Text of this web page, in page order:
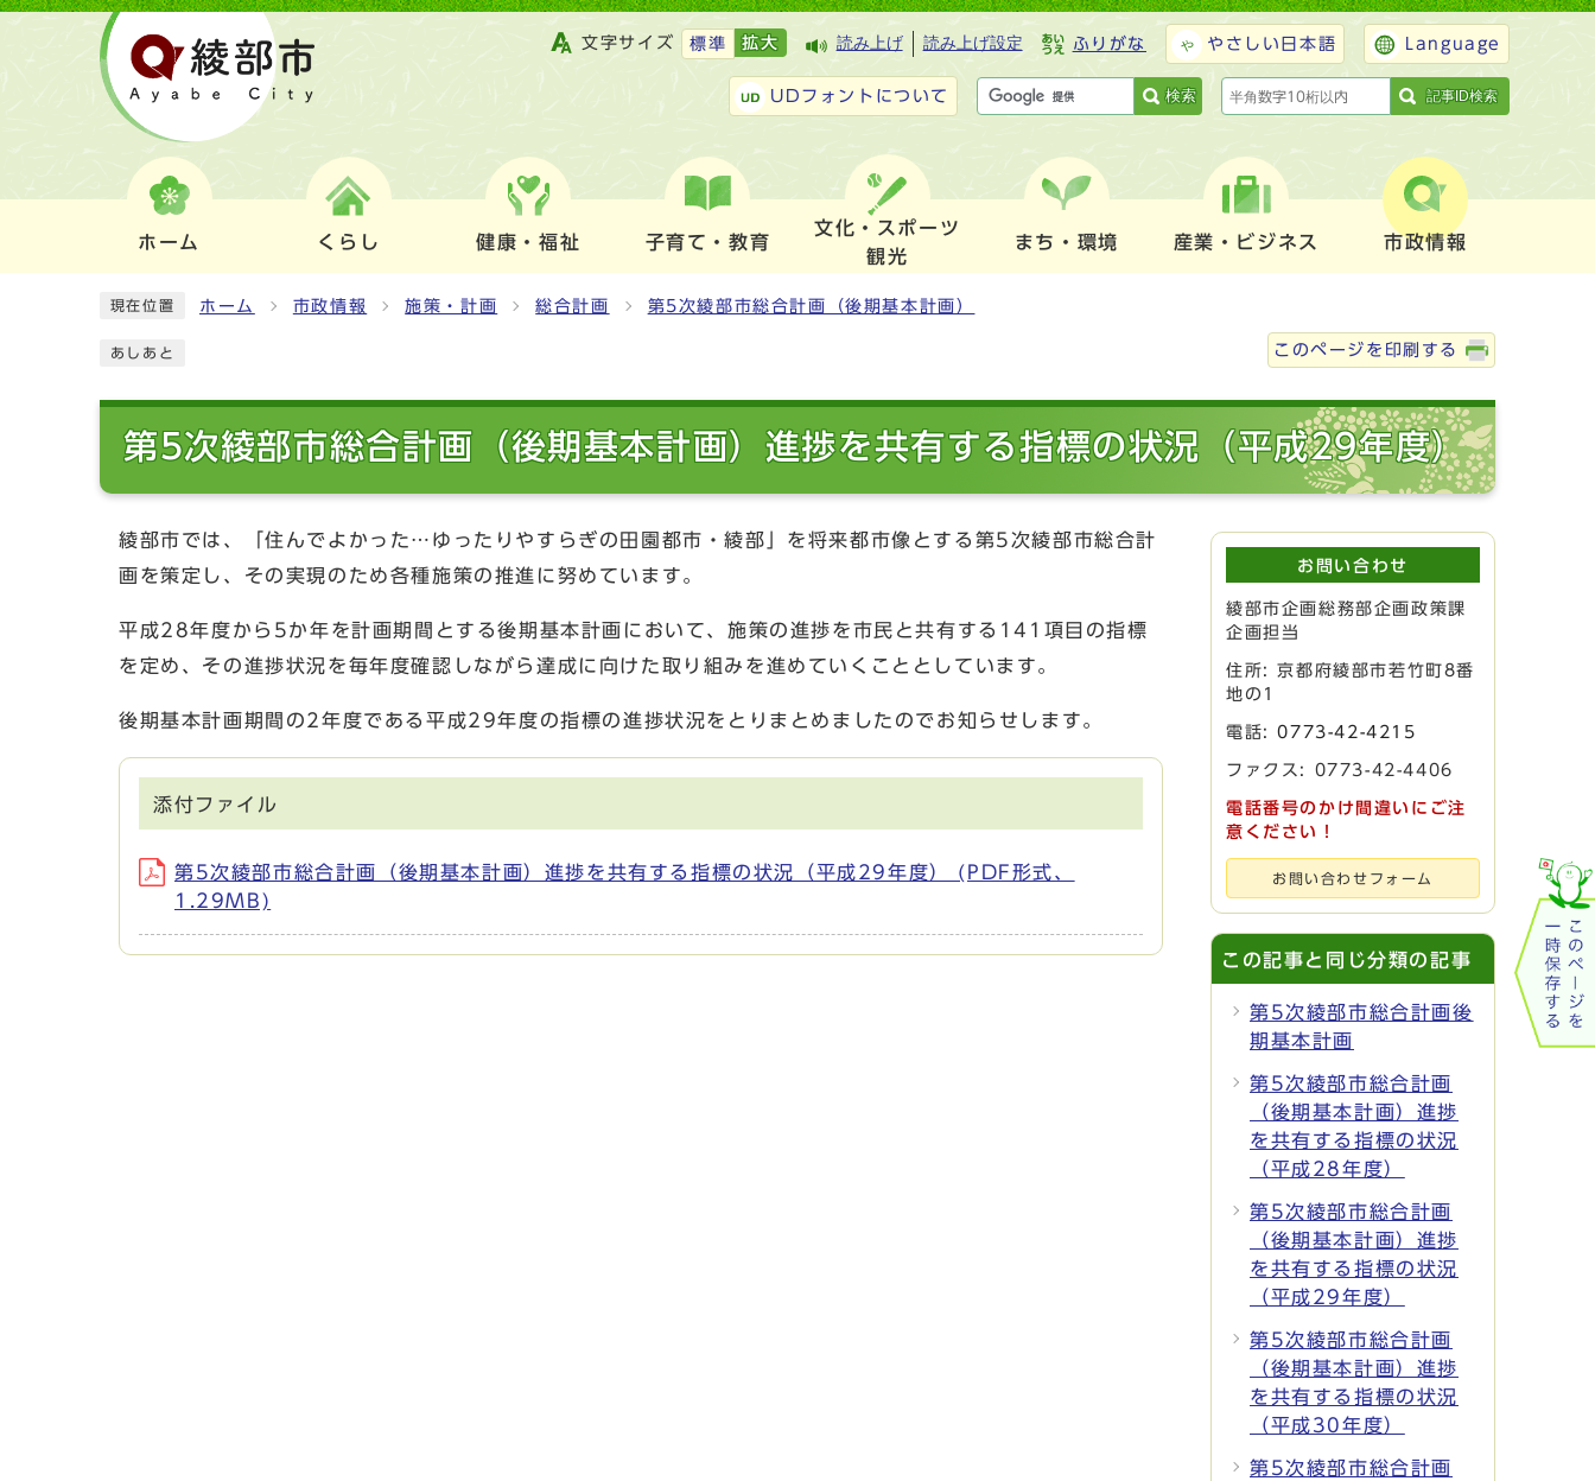
文字サイズ 標準 拡大 読み上げ 読み上げ設定 ふりがな やさしい日本語 Language
UDフォントについて 検索 記事ID検索
ホーム くらし 健康・福祉 子育て・教育
文化・スポーツ
観光
まち・環境 産業・ビジネス 市政情報
現在位置 ホーム 市政情報 施策・計画 総合計画 第5次綾部市総合計画（後期基本計画）
あしあと このページを印刷する
第5次綾部市総合計画（後期基本計画）進捗を共有する指標の状況（平成29年度）
綾部市では、「住んでよかった…ゆったりやすらぎの田園都市・綾部」を将来都市像とする第5次綾部市総合計
画を策定し、その実現のため各種施策の推進に努めています。
平成28年度から5か年を計画期間とする後期基本計画において、施策の進捗を市民と共有する141項目の指標
を定め、その進捗状況を毎年度確認しながら達成に向けた取り組みを進めていくこととしています。
後期基本計画期間の2年度である平成29年度の指標の進捗状況をとりまとめましたのでお知らせします。
添付ファイル
第5次綾部市総合計画（後期基本計画）進捗を共有する指標の状況（平成29年度） (PDF形式、
1.29MB)
お問い合わせ
綾部市企画総務部企画政策課
企画担当
住所: 京都府綾部市若竹町8番
地の1
電話:0773-42-4215
ファクス: 0773-42-4406
電話番号のかけ間違いにご注
意ください！
お問い合わせフォーム
この記事と同じ分類の記事
第5次綾部市総合計画後
期基本計画
第5次綾部市総合計画
（後期基本計画）進捗
を共有する指標の状況
（平成28年度）
第5次綾部市総合計画
（後期基本計画）進捗
を共有する指標の状況
（平成29年度）
第5次綾部市総合計画
（後期基本計画）進捗
を共有する指標の状況
（平成30年度）
第5次綾部市総合計画